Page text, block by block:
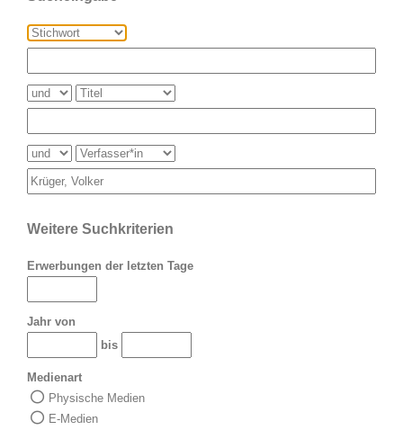
Weitere Suchkriterien
Erwerbungen der letzten Tage
Jahr von
bis
Medienart
Physische Medien
E-Medien